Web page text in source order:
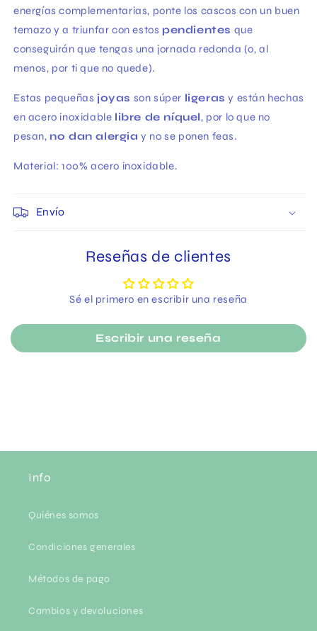
energías complementarias, ponte los cascos con un buen
temazo y a triunfar con estos pendientes que
conseguirán que tengas una jornada redonda (o, al
menos, por ti que no quede).
Estas pequeñas joyas son súper ligerasy están hechas
en acero inoxidable libre de níquel, por lo que no
pesan, no dan alergia y no se ponen feas.
Material: 100% acero inoxidable.
Envío
Reseñas de clientes
Sé el primero en escribir una reseña
Escribir una reseña
Info
Quiénes somos
Condiciones generales
Métodos de pago
Cambios y devoluciones